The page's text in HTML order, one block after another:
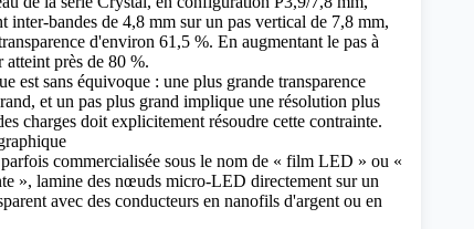
inter-bandes de 4,8 mm sur un pas vertical de 7,8 mm,
d'environ 61,5 %. En augmentant le pas à
atteint près de 80 %.
est sans équivoque : une plus grande transparence
et un pas plus grand implique une résolution plus
charges doit explicitement résoudre cette contrainte.
commercialisée sous le nom de « film LED » ou «
», lamine des nœuds micro-LED directement sur un
avec des conducteurs en nanofils d'argent ou en